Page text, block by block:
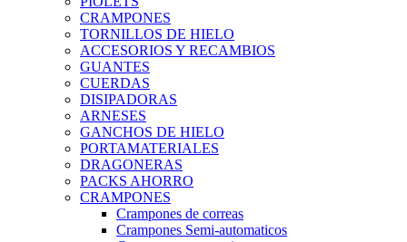
CRAMPONES
TORNILLOS DE HIELO
ACCESORIOS Y RECAMBIOS
GUANTES
CUERDAS
DISIPADORAS
ARNESES
GANCHOS DE HIELO
PORTAMATERIALES
DRAGONERAS
PACKS AHORRO
CRAMPONES
Crampones de correas
Crampones Semi-automaticos